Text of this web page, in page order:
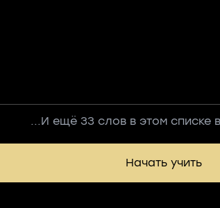
...И ещё 33 слов в этом списке
Начать учить